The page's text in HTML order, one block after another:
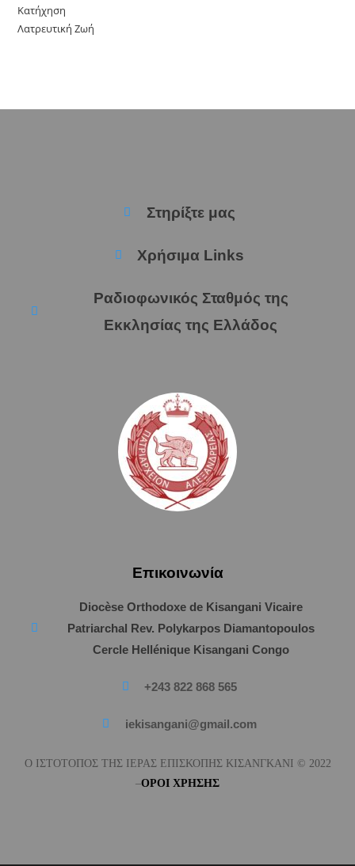
Κατήχηση
Λατρευτική Ζωή
Στηρίξτε μας
Χρήσιμα Links
Ραδιοφωνικός Σταθμός της
Εκκλησίας της Ελλάδος
Επικοινωνία
Diocèse Orthodoxe de Kisangani Vicaire
Patriarchal Rev. Polykarpos Diamantopoulos
Cercle Hellénique Kisangani Congo
+243 822 868 565
iekisangani@gmail.com
Ο ΙΣΤΟΤΟΠΟΣ ΤΗΣ ΙΕΡΑΣ ΕΠΙΣΚΟΠΗΣ ΚΙΣΑΝΓΚΑΝΙ © 2022
–ΟΡΟΙ ΧΡΗΣΗΣ